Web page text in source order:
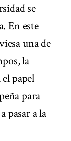
se
En este
una de
la
papel
para
pasar a la